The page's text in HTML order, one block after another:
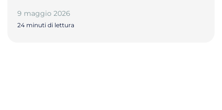
9 maggio 2026
24 minuti di lettura